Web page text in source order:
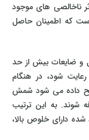
ناخالصی های موجود
که اطمینان حاصل
و ضایعات بیش از حد
شود، در هنگام
داده می شود شمش
شوند. به این ترتیب
دارای خلوص بالا،